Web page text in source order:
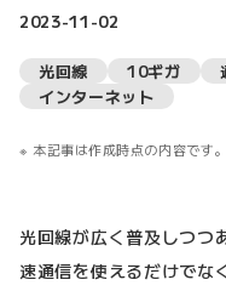
2023-11-02
光回線 10ギガ
インターネット
本記事は作成時点の内容です。
光回線が広く普及しつつ
速通信を使えるだけでな